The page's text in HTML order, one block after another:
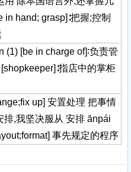
in hand; grasp]∶把握;控制
(1) [be in charge of]∶负责管
指店中的掌柜
up] 安置处理 把事情
排,我坚决服从 安排 ānpái
事先规定的程序